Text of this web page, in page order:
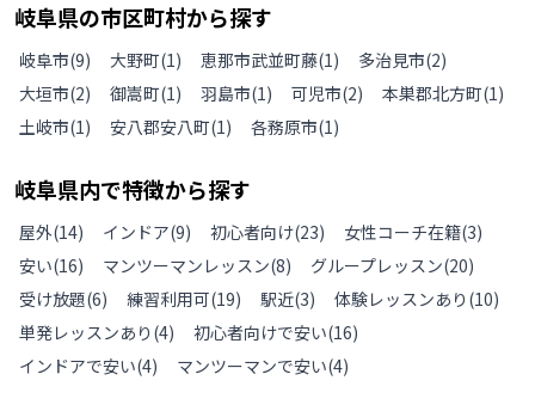
岐阜県の市区町村から探す
岐阜市(9) 大野町(1) 恵那市武並町藤(1) 多治見市(2)
大垣市(2) 御嵩町(1) 羽島市(1) 可児市(2) 本巣郡北方町(1)
土岐市(1) 安八郡安八町(1) 各務原市(1)
岐阜県内で特徴から探す
屋外(14) インドア(9) 初心者向け(23) 女性コーチ在籍(3)
安い(16) マンツーマンレッスン(8) グループレッスン(20)
受け放題(6) 練習利用可(19) 駅近(3) 体験レッスンあり (10)
単発レッスンあり (4) 初心者向けで安い(16)
インドアで安い(4) マンツーマンで安い(4)